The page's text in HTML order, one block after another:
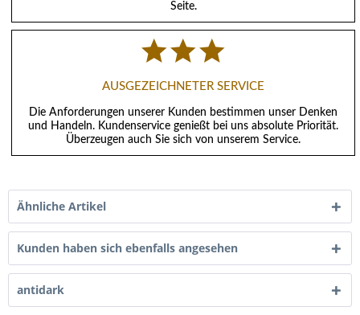
Seite.
AUSGEZEICHNETER SERVICE
Die Anforderungen unserer Kunden bestimmen unser Denken
und Handeln. Kundenservice genießt bei uns absolute Priorität.
Überzeugen auch Sie sich von unserem Service.
Ähnliche Artikel
Kunden haben sich ebenfalls angesehen
antidark